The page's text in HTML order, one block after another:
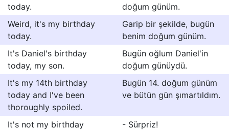
today.
doğum günüm.
Weird, it's my birthday
today.
Garip bir şekilde, bugün
benim doğum günüm.
It's Daniel's birthday
today, my son.
Bugün oğlum Daniel'in
doğum günüydü.
It's my 14th birthday
today and I've been
thoroughly spoiled.
Bugün 14. doğum günüm
ve bütün gün şımartıldım.
It's not my birthday
- Sürpriz!